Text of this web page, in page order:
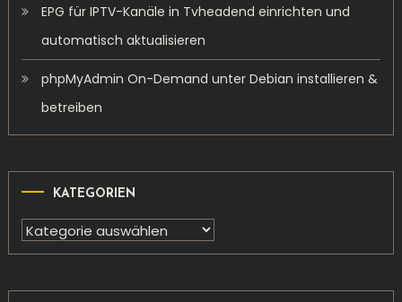
EPG für IPTV-Kanäle in Tvheadend einrichten und
automatisch aktualisieren
phpMyAdmin On-Demand unter Debian installieren &
betreiben
KATEGORIEN
Kategorien